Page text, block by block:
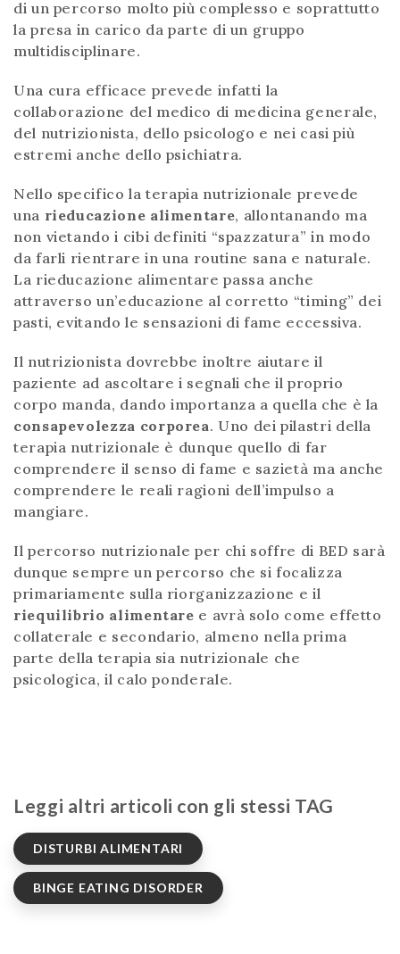
di un percorso molto più complesso e soprattutto
la presa in carico da parte di un gruppo
multidisciplinare.
Una cura efficace prevede infatti la
collaborazione del medico di medicina generale,
del nutrizionista, dello psicologo e nei casi più
estremi anche dello psichiatra.
Nello specifico la terapia nutrizionale prevede
una rieducazione alimentare, allontanando ma
non vietando i cibi definiti “spazzatura” in modo
da farli rientrare in una routine sana e naturale.
La rieducazione alimentare passa anche
attraverso un’educazione al corretto “timing” dei
pasti, evitando le sensazioni di fame eccessiva.
Il nutrizionista dovrebbe inoltre aiutare il
paziente ad ascoltare i segnali che il proprio
corpo manda, dando importanza a quella che è la
consapevolezza corporea. Uno dei pilastri della
terapia nutrizionale è dunque quello di far
comprendere il senso di fame e sazietà ma anche
comprendere le reali ragioni dell’impulso a
mangiare.
Il percorso nutrizionale per chi soffre di BED sarà
dunque sempre un percorso che si focalizza
primariamente sulla riorganizzazione e il
riequilibrio alimentare e avrà solo come effetto
collaterale e secondario, almeno nella prima
parte della terapia sia nutrizionale che
psicologica, il calo ponderale.
Leggi altri articoli con gli stessi TAG
DISTURBI ALIMENTARI
BINGE EATING DISORDER